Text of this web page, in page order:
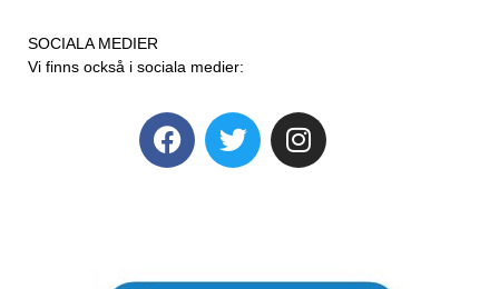
SOCIALA MEDIER
Vi finns också i sociala medier: